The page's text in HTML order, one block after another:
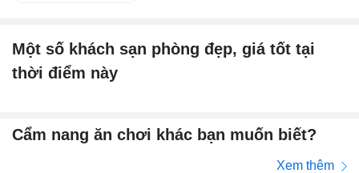
Một số khách sạn phòng đẹp, giá tốt tại
thời điểm này
Cẩm nang ăn chơi khác bạn muốn biết?
Xem thêm